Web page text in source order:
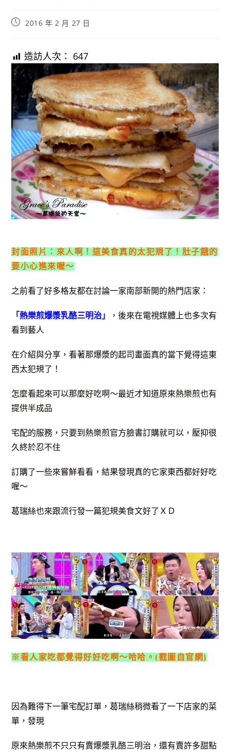
Post2016 年 2 月 27 日
造訪人次： 647
封面照片：來人啊！這美食真的太犯規了！肚子餓的
要小心進來喔～
之前看了好多格友都在討論一家南部新開的熱門店家：
「熱樂煎爆漿乳酪三明治」
，後來在電視媒體上也多次有
看到藝人
在介紹與分享，看著那爆漿的起司畫面真的當下覺得這東
西太犯規了！
怎麼看起來可以那麼好吃啊～最近才知道原來熱樂煎也有
提供半成品
宅配的服務，只要到熱樂煎官方臉書訂購就可以，壓抑很
久終於忍不住
訂購了一些來嘗鮮看看，結果發現真的它家東西都好好吃
喔～
葛瑞絲也來跟流行發一篇犯規美食文好了ＸＤ
※看人家吃都覺得好好吃啊～哈哈。(截圖自官網)
因為難得下一筆宅配訂單，葛瑞絲稍微看了一下店家的菜
單，發現
原來熱樂煎不只只有賣爆漿乳酪三明治，還有賣許多甜點